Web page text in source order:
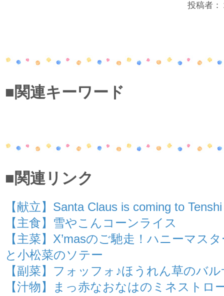
投稿者
■関連キーワード
■関連リンク
【献立】Santa Claus is coming to
【主食】雪やこんコーンライス
【主菜】X’masのご馳走！ハニーマス
と小松菜のソテー
【副菜】フォッフォ♪ほうれん草のバ
【汁物】まっ赤なおなはのミネストロ